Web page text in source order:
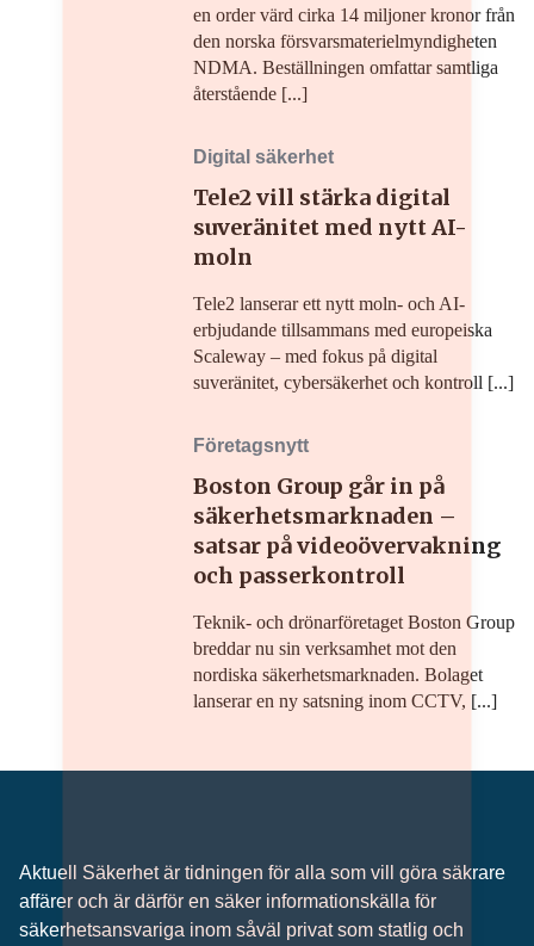
en order värd cirka 14 miljoner kronor från
den norska försvarsmaterielmyndigheten
NDMA. Beställningen omfattar samtliga
återstående [...]
Digital säkerhet
Tele2 vill stärka digital
suveränitet med nytt AI-
moln
Tele2 lanserar ett nytt moln- och AI-
erbjudande tillsammans med europeiska
Scaleway – med fokus på digital
suveränitet, cybersäkerhet och kontroll [...]
Företagsnytt
Boston Group går in på
säkerhetsmarknaden –
satsar på videoövervakning
och passerkontroll
Teknik- och drönarföretaget Boston Group
breddar nu sin verksamhet mot den
nordiska säkerhetsmarknaden. Bolaget
lanserar en ny satsning inom CCTV, [...]
Aktuell Säkerhet är tidningen för alla som vill göra säkrare
affärer och är därför en säker informationskälla för
säkerhets­ansvariga inom såväl privat som statlig och